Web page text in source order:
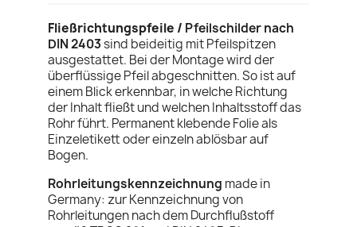
Fließrichtungspfeile / Pfeilschilder nach
DIN 2403sind beideitig mit Pfeilspitzen
ausgestattet. Bei der Montage wird der
überflüssige Pfeil abgeschnitten. So ist auf
einem Blick erkennbar, in welche Richtung
der Inhalt fließt und welchen Inhaltsstoff das
Rohr führt. Permanent klebende Folie als
Einzeletikett oder einzeln ablösbar auf
Bogen.
Rohrleitungskennzeichnung made in
Germany: zur Kennzeichnung von
Rohrleitungen nach dem Durchflußstoff